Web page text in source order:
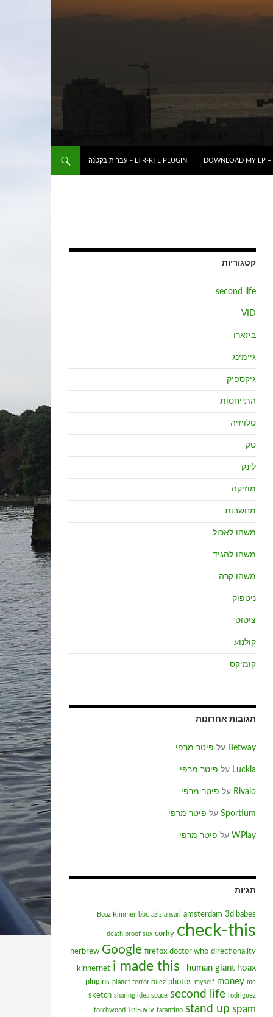
DOWNLOAD MY EP LTR-RTL PLUGIN – עברית בקטנה
קטגוריות
second life
VID
ביזארו
גיימינג
גיקספיק
התייחסות
טלויזיה
טק
לינק
מוזיקה
מחשבות
משהו לאכול
משהו להגיד
משהו קרה
ניטפוק
ציטוט
קולנוע
קומיקס
תגובות אחרונות
Betway על פיטר מרפי
Luckia על פיטר מרפי
Rivalo על פיטר מרפי
Sportium על פיטר מרפי
WPlay על פיטר מרפי
תגיות
3d babes
amsterdam
aziz ansari
bbc
Boaz Rimmer
check-this
corky
death proof sux
directionality
doctor who
firefox
Google
herbrew
hoax
human giant
i made this
kinnernet
me
money
myself
photos
planet terror rulez
plugins
rodriguez
second life
sharing idea space
sketch
spam
stand up
tarantino
tel-aviv
torchwood